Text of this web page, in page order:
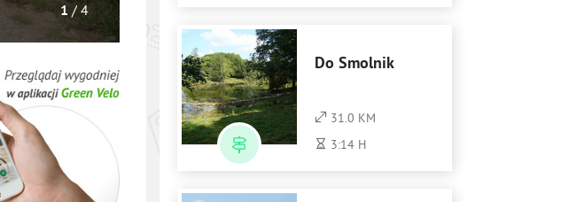
1 / 4
Do Smolnik
31.0 KM
3:14 H